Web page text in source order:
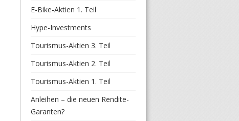
E-Bike-Aktien 1. Teil
Hype-Investments
Tourismus-Aktien 3. Teil
Tourismus-Aktien 2. Teil
Tourismus-Aktien 1. Teil
Anleihen – die neuen Rendite-
Garanten?